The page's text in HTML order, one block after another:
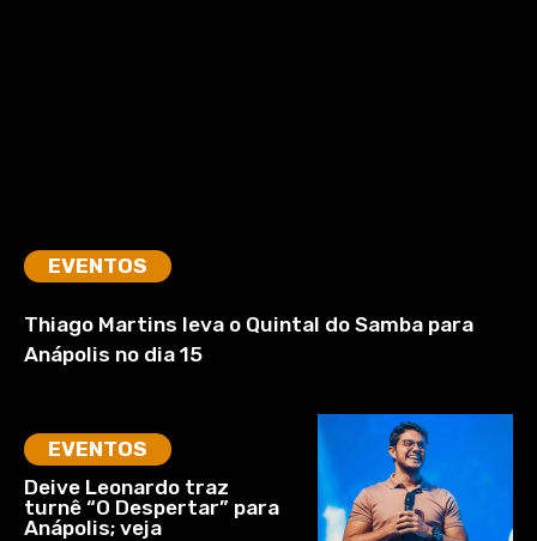
EVENTOS
Thiago Martins leva o Quintal do Samba para
Anápolis no dia 15
EVENTOS
Deive Leonardo traz
turnê “O Despertar” para
Anápolis; veja